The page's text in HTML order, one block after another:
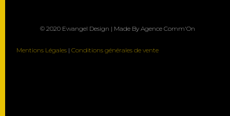
© 2020 Ewangel Design | Made By Agence Comm'On
Mentions Légales |Conditions générales de vente